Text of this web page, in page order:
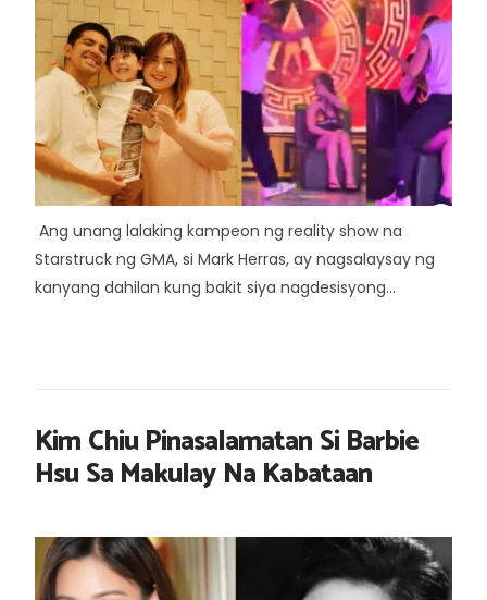
Ang unang lalaking kampeon ng reality show na
Starstruck ng GMA, si Mark Herras, ay nagsalaysay ng
kanyang dahilan kung bakit siya nagdesisyong...
Kim Chiu Pinasalamatan Si Barbie
Hsu Sa Makulay Na Kabataan